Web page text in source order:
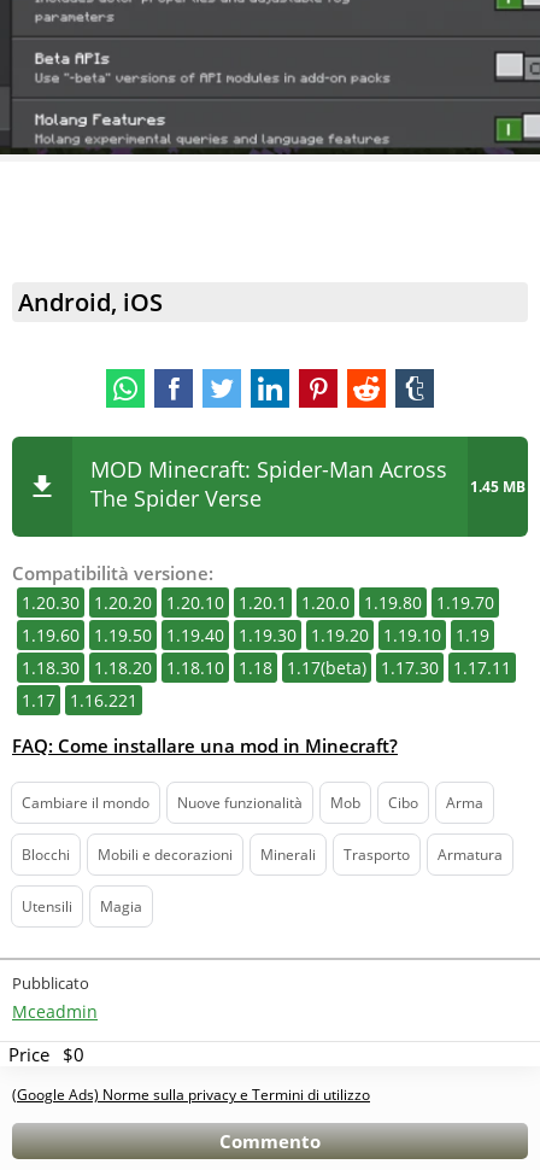
Android, iOS
MOD Minecraft: Spider-Man Across
The Spider Verse
1.45 MB
Compatibilità versione:
1.20.30 1.20.20 1.20.10 1.20.1 1.20.0 1.19.80
1.19.70
1.19.60
1.19.50 1.19.40 1.19.30 1.19.20 1.19.10
1.19
1.18.30
1.18.20 1.18.10 1.18 1.17(beta) 1.17.30
1.17.11
1.17
1.16.221
FAQ: Come installare una mod in Minecraft?
Cambiare il mondo Nuove funzionalità Mob Cibo Arma
Blocchi Mobili e decorazioni Minerali Trasporto Armatura
Utensili Magia
Pubblicato
Mceadmin
Price $0
(Google Ads) Norme sulla privacy e Termini di utilizzo
Commento